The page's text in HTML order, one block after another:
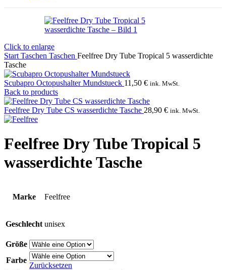
Click to enlarge
Start Taschen Taschen Feelfree Dry Tube Tropical 5 wasserdichte
Tasche
Scubapro Octopushalter Mundstueck 11,50 € ink. MwSt.
Back to products
Feelfree Dry Tube CS wasserdichte Tasche 28,90 € ink. MwSt.
Feelfree Dry Tube Tropical 5
wasserdichte Tasche
Marke Feelfree
Geschlecht unisex
Größe
Farbe
Zurücksetzen